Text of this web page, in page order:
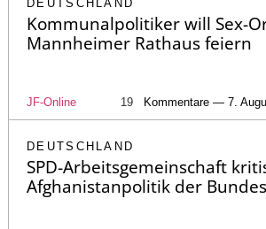
DEUTSCHLAND
Kommunalpolitiker will Sex-
Mannheimer Rathaus feiern
JF-Online 19 Kommentare — 7.
DEUTSCHLAND
SPD-Arbeitsgemeinschaft
Afghanistanpolitik der